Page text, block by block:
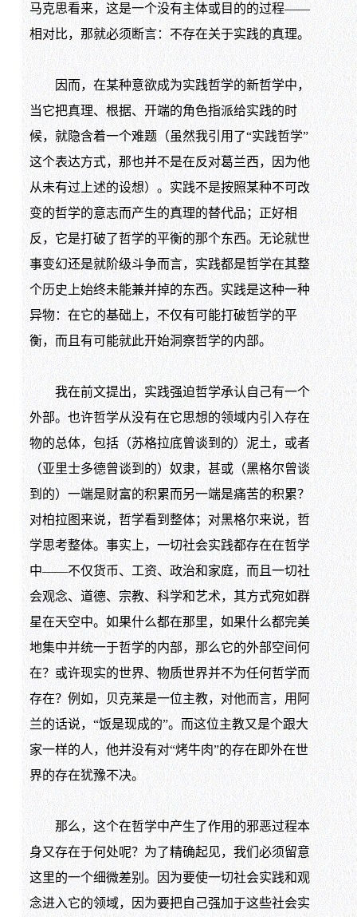
马克思看来，这是一个没有主体或目的的过程——
相对比，那就必须断言：不存在关于实践的真理。
因而，在某种意欲成为实践哲学的新哲学中，
当它把真理、根据、开端的角色指派给实践的时
候，就隐含着一个难题（虽然我引用了“实践哲学”
这个表达方式，那也并不是在反对葛兰西，因为他
从未有过上述的设想）。实践不是按照某种不可改
变的哲学的意志而产生的真理的替代品；正好相
反，它是打破了哲学的平衡的那个东西。无论就世
事变幻还是就阶级斗争而言，实践都是哲学在其整
个历史上始终未能兼并掉的东西。实践是这种一种
异物：在它的基础上，不仅有可能打破哲学的平
衡，而且有可能就此开始洞察哲学的内部。
我在前文提出，实践强迫哲学承认自己有一个
外部。也许哲学从没有在它思想的领域内引入存在
物的总体，包括（苏格拉底曾谈到的）泥土，或者
（亚里士多德曾谈到的）奴隶，甚或（黑格尔曾谈
到的）一端是财富的积累而另一端是痛苦的积累？
对柏拉图来说，哲学看到整体；对黑格尔来说，哲
学思考整体。事实上，一切社会实践都存在在哲学
中——不仅货币、工资、政治和家庭，而且一切社
会观念、道德、宗教、科学和艺术，其方式宛如群
星在天空中。如果什么都在那里，如果什么都完美
地集中并统一于哲学的内部，那么它的外部空间何
在？或许现实的世界、物质世界并不为任何哲学而
存在？例如，贝克莱是一位主教，对他而言，用阿
兰的话说，“饭是现成的”。而这位主教又是个跟大
家一样的人，他并没有对“烤牛肉”的存在即外在世
界的存在犹豫不决。
那么，这个在哲学中产生了作用的邪恶过程本
身又存在于何处呢？为了精确起见，我们必须留意
这里的一个细微差别。因为要使一切社会实践和观
念进入它的领域，因为要把自己强加于这些社会实